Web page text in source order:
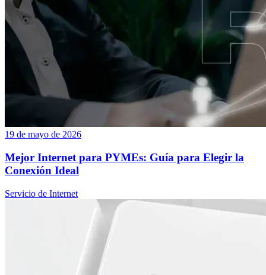
19 de mayo de 2026
Mejor Internet para PYMEs: Guía para Elegir la
Conexión Ideal
Servicio de Internet